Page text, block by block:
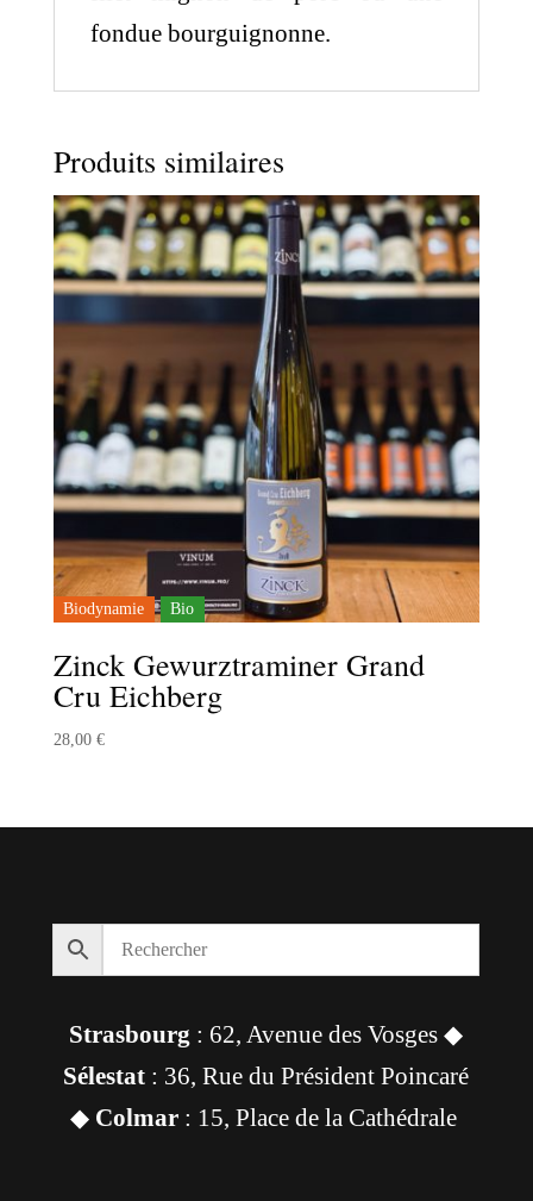
fondue bourguignonne.
Produits similaires
Biodynamie Bio
Zinck Gewurztraminer Grand
Cru Eichberg
28,00 €
Strasbourg : 62, Avenue des Vosges ◆
Sélestat : 36, Rue du Président Poincaré
◆ Colmar: 15, Place de la Cathédrale